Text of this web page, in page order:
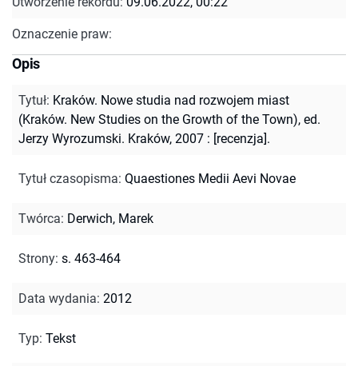
Oznaczenie praw:
Opis
Tytuł: Kraków. Nowe studia nad rozwojem miast
(Kraków. New Studies on the Growth of the Town), ed.
Jerzy Wyrozumski. Kraków, 2007 : [recenzja].
Tytuł czasopisma: Quaestiones Medii Aevi Novae
Twórca: Derwich, Marek
Strony: s. 463-464
Data wydania: 2012
Typ: Tekst